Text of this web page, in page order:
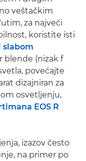
veštačkim
za najveći
koristite isti
slabom
blende (nizak f
povećajte
dizajniran za
osvetljenju,
EOS R
izazov često
na primer po